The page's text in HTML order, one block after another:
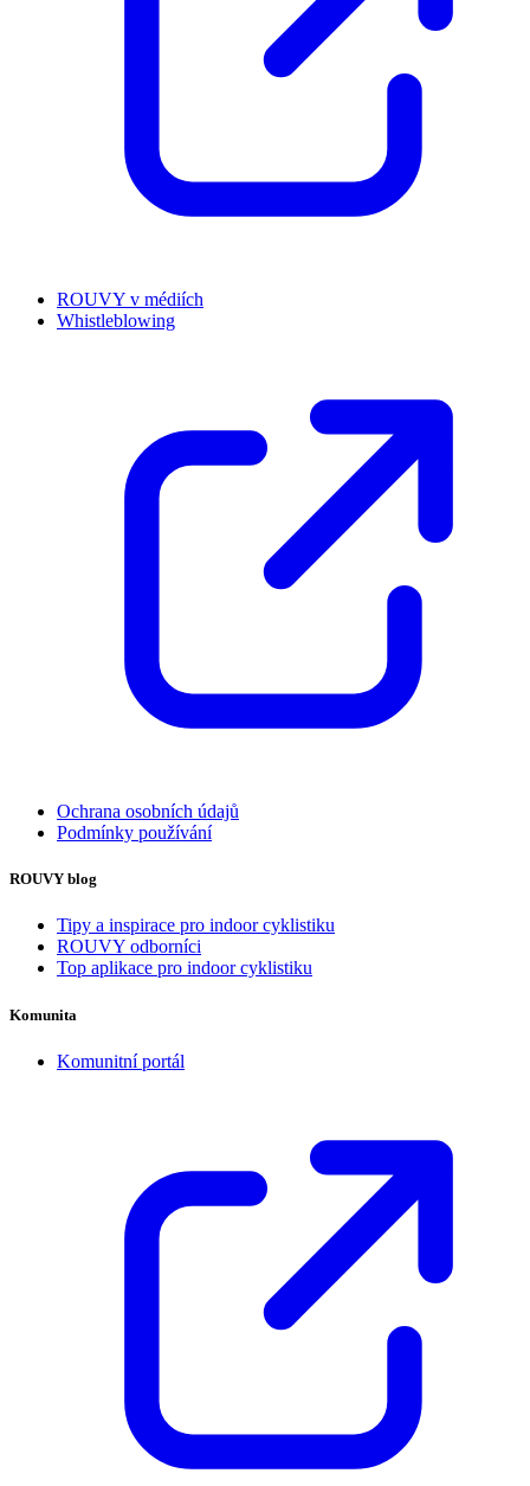
ROUVY v médiích
Whistleblowing
Ochrana osobních údajů
Podmínky používání
ROUVY blog
Tipy a inspirace pro indoor cyklistiku
ROUVY odborníci
Top aplikace pro indoor cyklistiku
Komunita
Komunitní portál